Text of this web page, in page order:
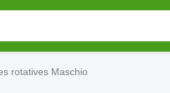
rotatives Maschio